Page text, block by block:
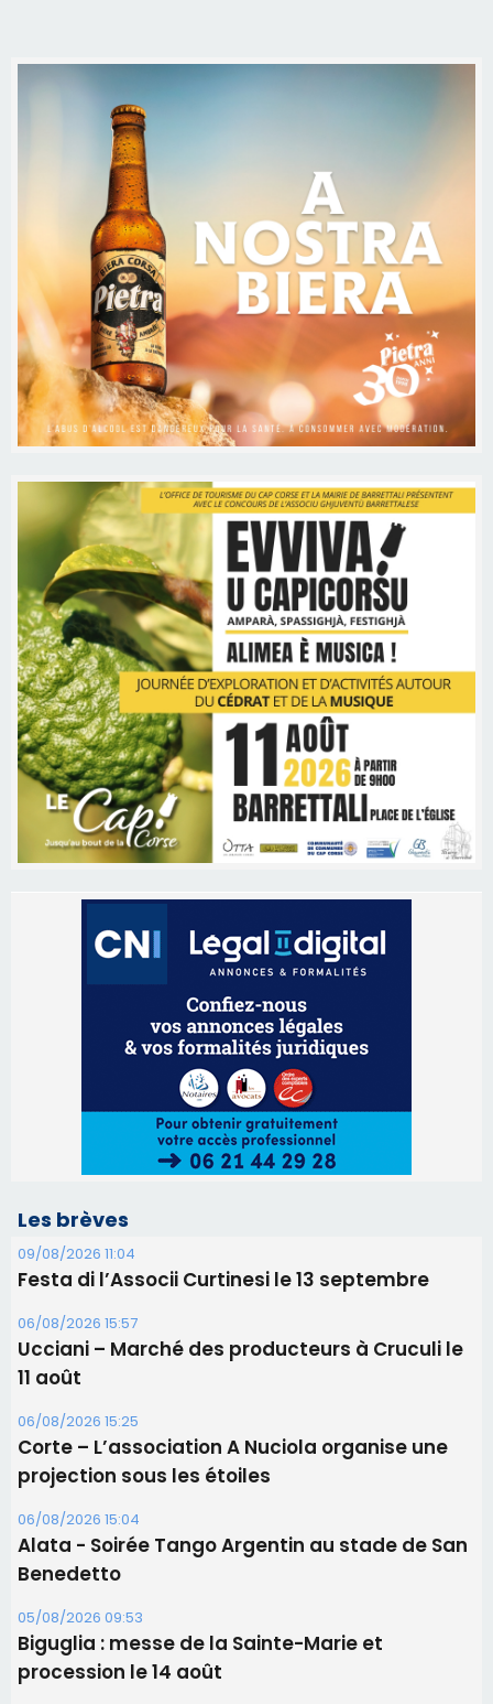
Les brèves
09/08/2026 11:04
Festa di l’Associi Curtinesi le 13 septembre
06/08/2026 15:57
Ucciani – Marché des producteurs à Cruculi le
11 août
06/08/2026 15:25
Corte – L’association A Nuciola organise une
projection sous les étoiles
06/08/2026 15:04
Alata - Soirée Tango Argentin au stade de San
Benedetto
05/08/2026 09:53
Biguglia : messe de la Sainte-Marie et
procession le 14 août